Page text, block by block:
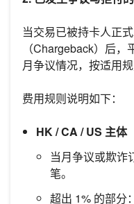
当交易已被持卡人正
（Chargeback）后
月争议情况，按适用
费用规则说明如下：
HK / CA / US 主体
当月争议或欺诈
笔。
超出 1% 的部分